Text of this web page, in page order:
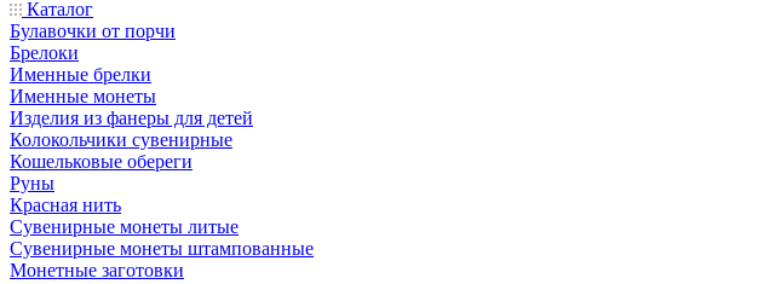
Каталог
Булавочки от порчи
Брелоки
Именные брелки
Именные монеты
Изделия из фанеры для детей
Колокольчики сувенирные
Кошельковые обереги
Руны
Красная нить
Сувенирные монеты литые
Сувенирные монеты штампованные
Монетные заготовки